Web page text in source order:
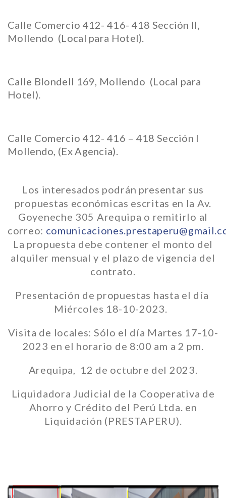
Calle Comercio 412- 416- 418 Sección II,
Mollendo (Local para Hotel).
Calle Blondell 169, Mollendo (Local para
Hotel).
Calle Comercio 412- 416 – 418 Sección I
Mollendo, (Ex Agencia).
Los interesados podrán presentar sus
propuestas económicas escritas en la Av.
Goyeneche 305 Arequipa o remitirlo al
correo:
La propuesta debe contener el monto del
alquiler mensual y el plazo de vigencia del
contrato.
Presentación de propuestas hasta el día
Miércoles 18-10-2023.
Visita de locales: Sólo el día Martes 17-10-
2023 en el horario de 8:00 am a 2 pm.
Arequipa, 12 de octubre del 2023.
Liquidadora Judicial de la Cooperativa de
Ahorro y Crédito del Perú Ltda. en
Liquidación (PRESTAPERU).